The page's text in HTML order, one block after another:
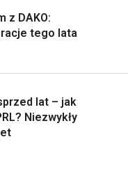
z DAKO:
tego lata
lat – jak
Niezwykły